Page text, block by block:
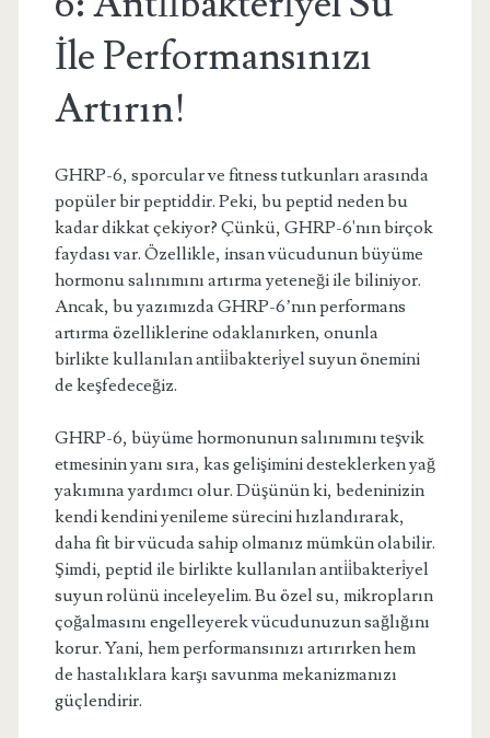
İle Performansınızı
Artırın!
GHRP-6, sporcular ve fitness tutkunları arasında
popüler bir peptiddir. Peki, bu peptid neden bu
kadar dikkat çekiyor? Çünkü, GHRP-6'nın birçok
faydası var. Özellikle, insan vücudunun büyüme
hormonu salınımını artırma yeteneği ile biliniyor.
Ancak, bu yazımızda GHRP-6’nın performans
artırma özelliklerine odaklanırken, onunla
birlikte kullanılan anti̇i̇bakteri̇yel suyun önemini
de keşfedeceğiz.
GHRP-6, büyüme hormonunun salınımını teşvik
etmesinin yanı sıra, kas gelişimini desteklerken yağ
yakımına yardımcı olur. Düşünün ki, bedeninizin
kendi kendini yenileme sürecini hızlandırarak,
daha fit bir vücuda sahip olmanız mümkün olabilir.
Şimdi, peptid ile birlikte kullanılan anti̇i̇bakteri̇yel
suyun rolünü inceleyelim. Bu özel su, mikropların
çoğalmasını engelleyerek vücudunuzun sağlığını
korur. Yani, hem performansınızı artırırken hem
de hastalıklara karşı savunma mekanizmanızı
güçlendirir.